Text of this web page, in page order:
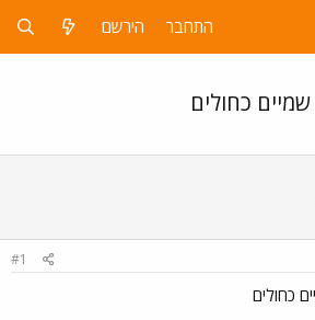
התחבר הירשם
שמיים כחולים
#1
כחולים